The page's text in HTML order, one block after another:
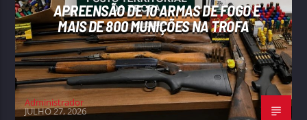
APREENSÃO DE 10 ARMAS DE FOGO E
MAIS DE 800 MUNIÇÕES NA TROFA
Administrador
JULHO 27, 2026